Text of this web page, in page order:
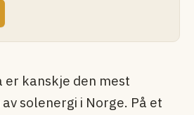
kanskje den mest
solenergi i Norge. På et